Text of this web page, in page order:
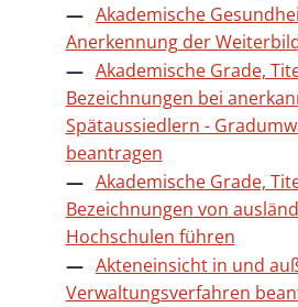
Akademische
Anerkennung der
Akademische Grade,
Bezeichnungen bei
Spätaussiedlern -
beantragen
Akademische Grade,
Bezeichnungen von
Hochschulen führen
Akteneinsicht in und
Verwaltungsverfahren